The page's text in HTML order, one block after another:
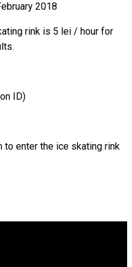
2018
rink is 5 lei / hour for
ID)
to enter the ice skating rink